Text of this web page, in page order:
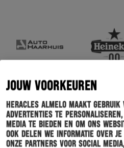
JOUW VOORKEUREN
Heracles Almelo maakt gebruik
advertenties te
media te bieden en om ons
Ook delen we informatie over
onze partners voor social